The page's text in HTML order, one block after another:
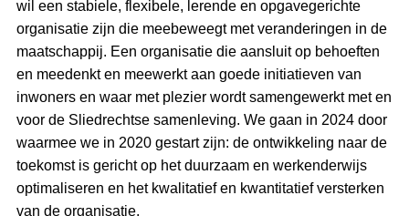
wil een stabiele, flexibele, lerende en opgavegerichte
organisatie zijn die meebeweegt met veranderingen in de
maatschappij. Een organisatie die aansluit op behoeften
en meedenkt en meewerkt aan goede initiatieven van
inwoners en waar met plezier wordt samengewerkt met en
voor de Sliedrechtse samenleving. We gaan in 2024 door
waarmee we in 2020 gestart zijn: de ontwikkeling naar de
toekomst is gericht op het duurzaam en werkenderwijs
optimaliseren en het kwalitatief en kwantitatief versterken
van de organisatie.